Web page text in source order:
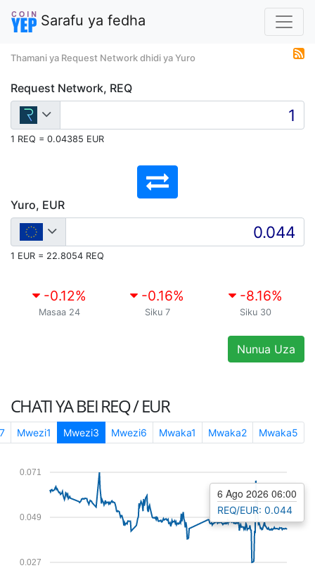
Sarafu ya fedha
Thamani ya Request Network dhidi ya Yuro
Request Network, REQ
1 REQ = 0.04385 EUR
Yuro, EUR
1 EUR = 22.8054 REQ
-0.12%
Masaa 24
-0.16%
Siku 7
-8.16%
Siku 30
Nunua Uza
CHATI YA BEIREQ / EUR
Mwezi1 Mwezi3 Mwezi6 Mwaka1 Mwaka2 Mwaka5
0.027
0.049
0.071
6 Ago 2026 06:00
REQ/EUR: 0.044